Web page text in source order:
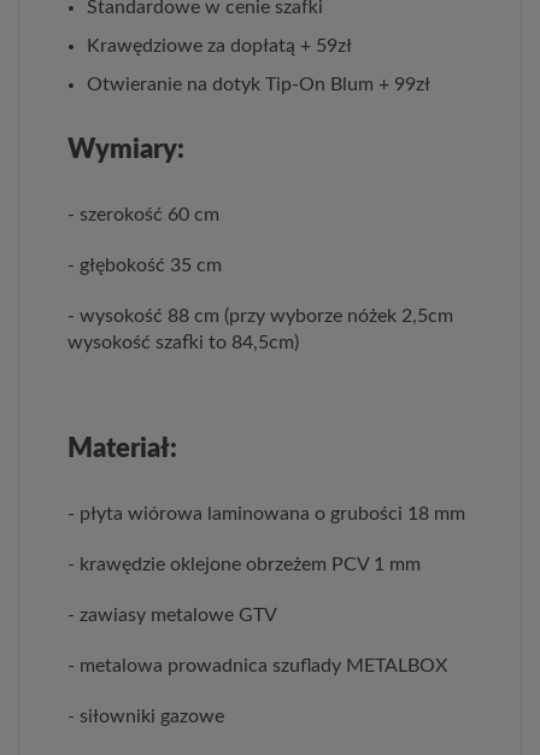
Standardowe w cenie szafki
Krawędziowe za dopłatą + 59zł
Otwieranie na dotyk Tip-On Blum + 99zł
Wymiary:
- szerokość 60 cm
- głębokość 35 cm
- wysokość 88 cm (przy wyborze nóżek 2,5cm
wysokość szafki to 84,5cm)
Materiał:
- płyta wiórowa laminowana o grubości 18 mm
- krawędzie oklejone obrzeżem PCV 1 mm
- zawiasy metalowe GTV
- metalowa prowadnica szuflady METALBOX
- siłowniki gazowe